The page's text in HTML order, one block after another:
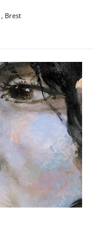
, Brest